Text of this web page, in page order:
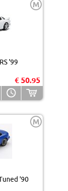
M
'99
€ 50.95
M
'90